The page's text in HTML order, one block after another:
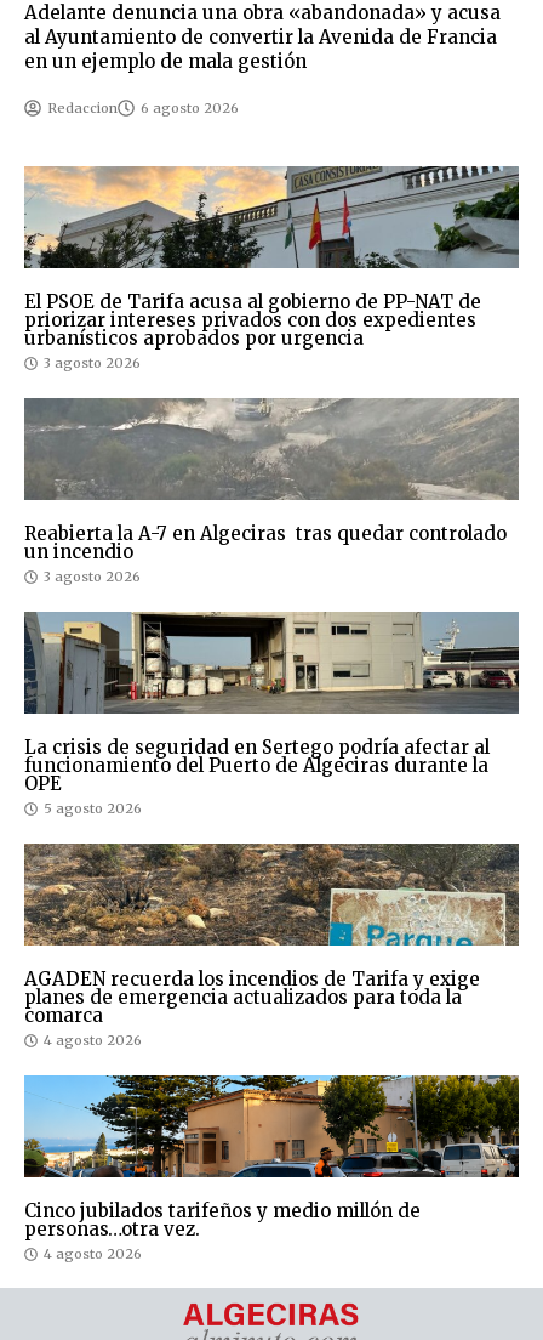
Adelante denuncia una obra «abandonada» y acusa
al Ayuntamiento de convertir la Avenida de Francia
en un ejemplo de mala gestión
Redaccion 6 agosto 2026
El PSOE de Tarifa acusa al gobierno de PP-NAT de
priorizar intereses privados con dos expedientes
urbanísticos aprobados por urgencia
3 agosto 2026
Reabierta la A-7 en Algeciras tras quedar controlado
un incendio
3 agosto 2026
La crisis de seguridad en Sertego podría afectar al
funcionamiento del Puerto de Algeciras durante la
OPE
5 agosto 2026
AGADEN recuerda los incendios de Tarifa y exige
planes de emergencia actualizados para toda la
comarca
4 agosto 2026
Cinco jubilados tarifeños y medio millón de
personas…otra vez.
4 agosto 2026